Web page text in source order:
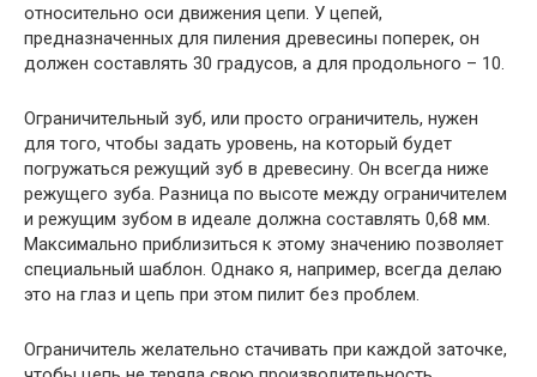
относительно оси движения цепи. У цепей,
предназначенных для пиления древесины поперек, он
должен составлять 30 градусов, а для продольного – 10.
Ограничительный зуб, или просто ограничитель, нужен
для того, чтобы задать уровень, на который будет
погружаться режущий зуб в древесину. Он всегда ниже
режущего зуба. Разница по высоте между ограничителем
и режущим зубом в идеале должна составлять 0,68 мм.
Максимально приблизиться к этому значению позволяет
специальный шаблон. Однако я, например, всегда делаю
это на глаз и цепь при этом пилит без проблем.
Ограничитель желательно стачивать при каждой заточке,